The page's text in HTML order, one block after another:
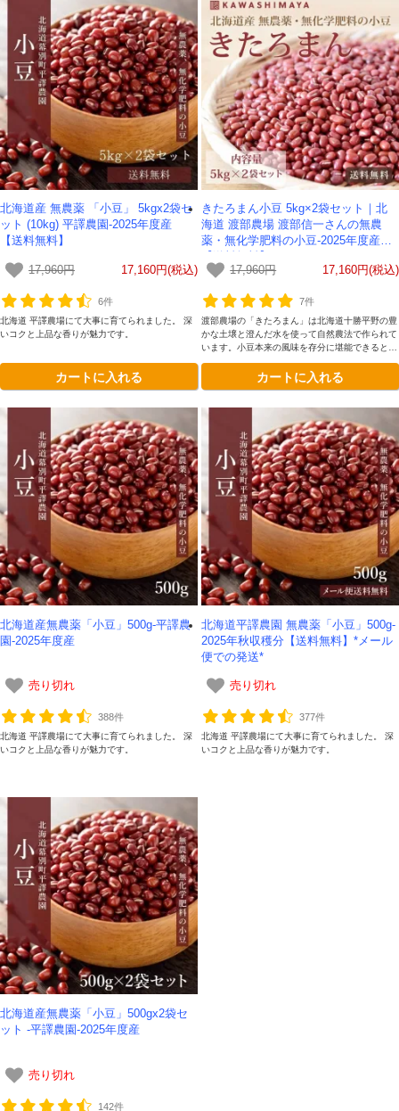
北海道産 無農薬 「小豆」 5kgx2袋セ
ット (10kg) 平譯農園-2025年度産
【送料無料】
17,960円 17,160円(税込)
6件
北海道 平譯農場にて大事に育てられました。 深
いコクと上品な香りが魅力です。
カートに入れる
きたろまん小豆 5kg×2袋セット｜北
海道 渡部農場 渡部信一さんの無農
薬・無化学肥料の小豆-2025年度産
17,960円
17,160円(税込)
7件
渡部農場の「きたろまん」は北海道十勝平野の豊
かな土壌と澄んだ水を使って自然農法で作られて
います。小豆本来の風味を存分に堪能できるとて
カートに入れる
北海道産無農薬「小豆」500g-平譯農
園-2025年度産
売り切れ
388件
北海道 平譯農場にて大事に育てられました。 深
いコクと上品な香りが魅力です。
北海道平譯農園 無農薬「小豆」500g-
2025年秋収穫分【送料無料】*メール
便での発送*
売り切れ
377件
北海道 平譯農場にて大事に育てられました。 深
いコクと上品な香りが魅力です。
北海道産無農薬「小豆」500gx2袋セ
ット -平譯農園-2025年度産
売り切れ
142件